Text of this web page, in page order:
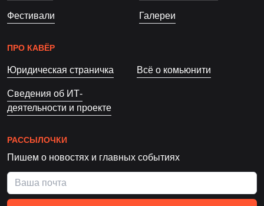
Фестивали Галереи
ПРО КАВЁР
Юридическая страничка Всё о комьюнити
Сведения об ИТ-
деятельности и проекте
РАССЫЛОЧКИ
Пишем о новостях и главных событиях